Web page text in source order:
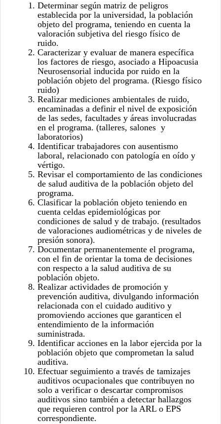
Determinar según matriz de peligros
establecida por la universidad, la población
objeto del programa, teniendo en cuenta la
valoración subjetiva del riesgo físico de
ruido.
Caracterizar y evaluar de manera específica
los factores de riesgo, asociado a Hipoacusia
Neurosensorial inducida por ruido en la
población objeto del programa. (Riesgo físico
ruido)
Realizar mediciones ambientales de ruido,
encaminadas a definir el nivel de exposición
de las sedes, facultades y áreas involucradas
en el programa. (talleres, salones y
laboratorios)
Identificar trabajadores con ausentismo
laboral, relacionado con patología en oído y
vértigo.
Revisar el comportamiento de las condiciones
de salud auditiva de la población objeto del
programa.
Clasificar la población objeto teniendo en
cuenta celdas epidemiológicas por
condiciones de salud y de trabajo. (resultados
de valoraciones audiométricas y de niveles de
presión sonora).
Documentar permanentemente el programa,
con el fin de orientar la toma de decisiones
con respecto a la salud auditiva de su
población objeto.
Realizar actividades de promoción y
prevención auditiva, divulgando información
relacionada con el cuidado auditivo y
promoviendo acciones que garanticen el
entendimiento de la información
suministrada.
Identificar acciones en la labor ejercida por la
población objeto que comprometan la salud
auditiva.
Efectuar seguimiento a través de tamizajes
auditivos ocupacionales que contribuyen no
solo a verificar o descartar compromisos
auditivos sino también a detectar hallazgos
que requieren control por la ARL o EPS
correspondiente.